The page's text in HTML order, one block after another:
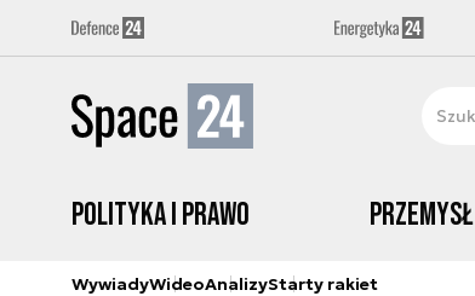
Polityka i prawo Przemysł
WywiadyWideoAnalizyStarty rakiet